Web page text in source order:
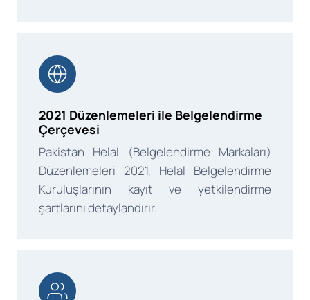
2021 Düzenlemeleri ile Belgelendirme
Çerçevesi
Pakistan Helal (Belgelendirme Markaları)
Düzenlemeleri 2021, Helal Belgelendirme
Kuruluşlarının kayıt ve yetkilendirme
şartlarını detaylandırır.